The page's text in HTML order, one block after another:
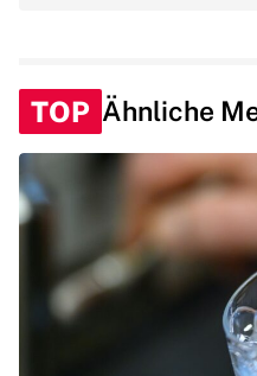
TOP Ähnliche